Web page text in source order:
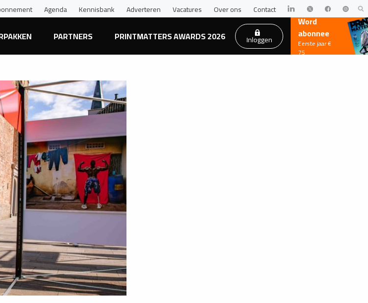
Agenda Kennisbank Adverteren Vacatures Over ons Contact
PARTNERS PRINTMATTERS AWARDS 2026 Inloggen
Word
abonnee
Eerste jaar €
75